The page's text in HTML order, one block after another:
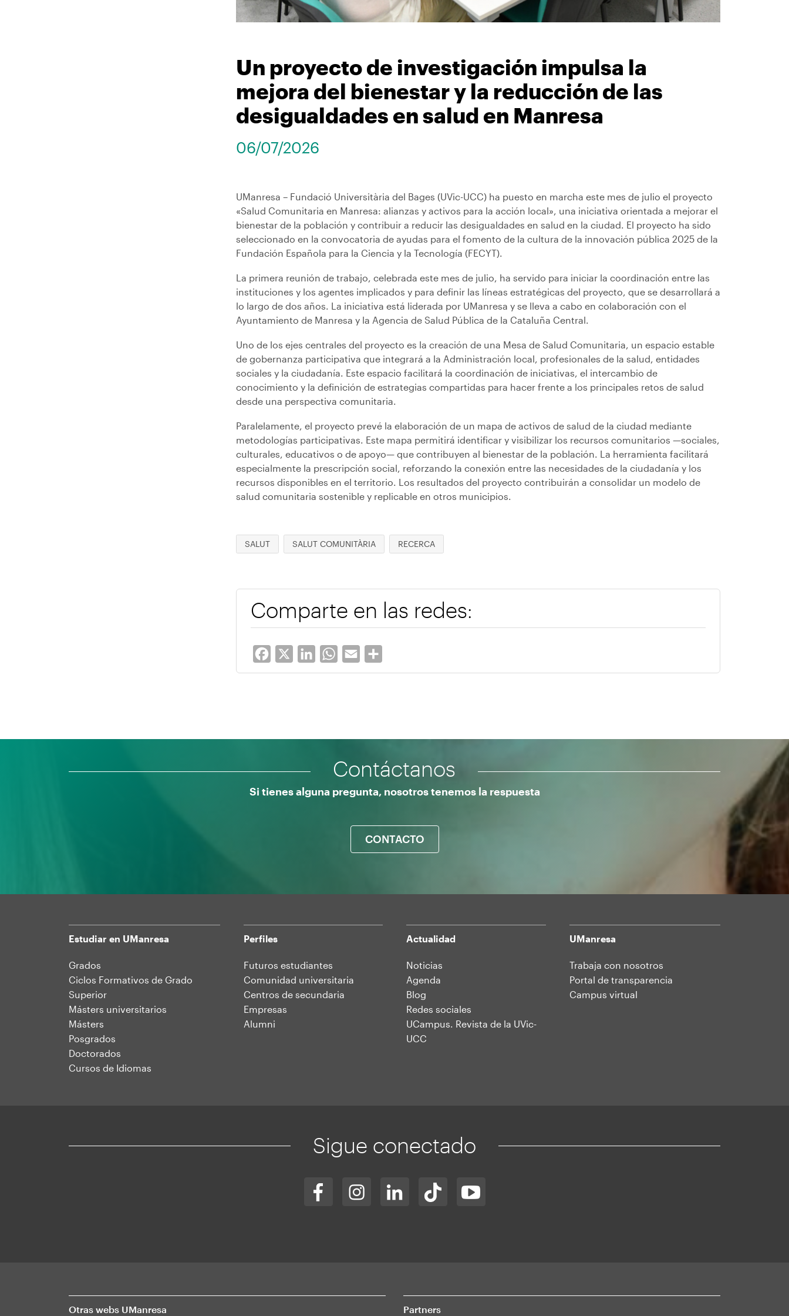
Un proyecto de investigación impulsa la
mejora del bienestar y la reducción de las
desigualdades en salud en Manresa
06/07/2026
UManresa – Fundació Universitària del Bages (UVic-UCC) ha puesto en marcha este mes de julio el proyecto
«Salud Comunitaria en Manresa: alianzas y activos para la acción local», una iniciativa orientada a mejorar el
bienestar de la población y contribuir a reducir las desigualdades en salud en la ciudad. El proyecto ha sido
seleccionado en la convocatoria de ayudas para el fomento de la cultura de la innovación pública 2025 de la
Fundación Española para la Ciencia y la Tecnología (FECYT).
La primera reunión de trabajo, celebrada este mes de julio, ha servido para iniciar la coordinación entre las
instituciones y los agentes implicados y para definir las líneas estratégicas del proyecto, que se desarrollará a
lo largo de dos años. La iniciativa está liderada por UManresa y se lleva a cabo en colaboración con el
Ayuntamiento de Manresa y la Agencia de Salud Pública de la Cataluña Central.
Uno de los ejes centrales del proyecto es la creación de una Mesa de Salud Comunitaria, un espacio estable
de gobernanza participativa que integrará a la Administración local, profesionales de la salud, entidades
sociales y la ciudadanía. Este espacio facilitará la coordinación de iniciativas, el intercambio de
conocimiento y la definición de estrategias compartidas para hacer frente a los principales retos de salud
desde una perspectiva comunitaria.
Paralelamente, el proyecto prevé la elaboración de un mapa de activos de salud de la ciudad mediante
metodologías participativas. Este mapa permitirá identificar y visibilizar los recursos comunitarios —sociales,
culturales, educativos o de apoyo— que contribuyen al bienestar de la población. La herramienta facilitará
especialmente la prescripción social, reforzando la conexión entre las necesidades de la ciudadanía y los
recursos disponibles en el territorio. Los resultados del proyecto contribuirán a consolidar un modelo de
salud comunitaria sostenible y replicable en otros municipios.
SALUT SALUT COMUNITÀRIA RECERCA
Comparte en las redes:
Facebook LinkedInWhatsApp
Email
Contáctanos
Si tienes alguna pregunta, nosotros tenemos la respuesta
CONTACTO
Mapa
web
Estudiar en UManresa
Grados
Ciclos Formativos de Grado
Superior
Másters universitarios
Másters
Posgrados
Doctorados
Cursos de Idiomas
Perfiles
Futuros estudiantes
Comunidad universitaria
Centros de secundaria
Empresas
Alumni
Actualidad
Noticias
Agenda
Blog
Redes sociales
UCampus. Revista de la UVic-
UCC
UManresa
Trabaja con nosotros
Portal de transparencia
Campus virtual
Sigue conectado
Otras webs UManresa Partners